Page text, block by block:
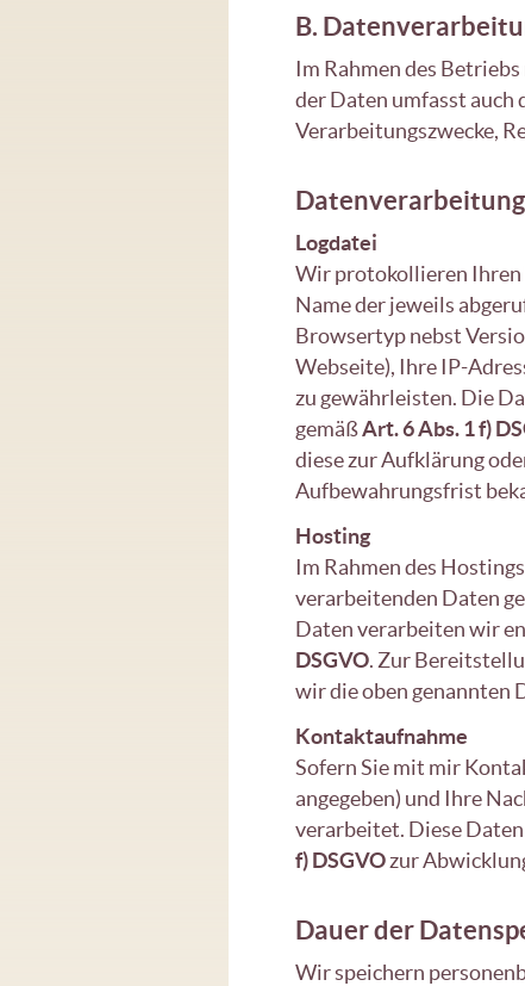
B.
Im Rahmen des
der Daten umfasst
Verarbeitungszwecke,
Logdatei
Wir protokollieren Ihren
Name der jeweils
Browsertyp nebst
Webseite), Ihre IP-
zu gewährleisten. Die
gemäßArt. 6 Abs. 1 f)
diese zur Aufklärung
Aufbewahrungsfrist
Hosting
Im Rahmen des
verarbeitenden Daten
Daten verarbeiten wir
DSGVO. Zur
wir die oben genannten
Kontaktaufnahme
Sofern Sie mit mir
angegeben) und Ihre
verarbeitet. Diese
f) DSGVOzur
Dauer der
Wir speichern